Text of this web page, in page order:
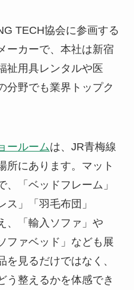
TECH協会に参画する
ーカーで、本社は新宿
祉用具レンタルや医
分野でも業界トップク
ールームは、JR青梅線
所にあります。マット
、「ベッドフレーム」
ス」「羽毛布団」
、「輸入ソファ」や
ファベッド」なども展
見るだけではなく、
う整えるかを体感でき